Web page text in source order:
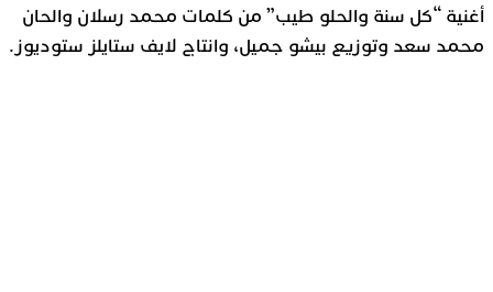
أغنية “كل سنة والحلو طيب” من كلمات محمد رسلان والحان
محمد سعد وتوزيع بيشو جميل، وانتاج لايف ستايلز ستوديوز.